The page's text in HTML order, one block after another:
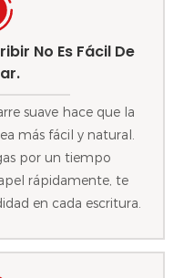
No Es Fácil De
suave hace que la
más fácil y natural.
por un tiempo
rápidamente, te
en cada escritura.